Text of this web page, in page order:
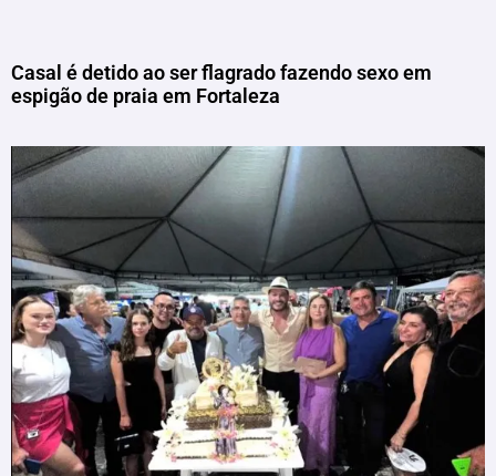
Casal é detido ao ser flagrado fazendo sexo em
espigão de praia em Fortaleza